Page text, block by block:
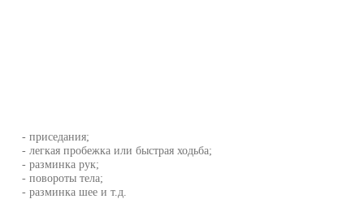
- приседания;
- легкая пробежка или быстрая ходьба;
- разминка рук;
- повороты тела;
- разминка шее и т.д.